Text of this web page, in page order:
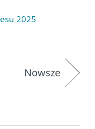
2025
Nowsze